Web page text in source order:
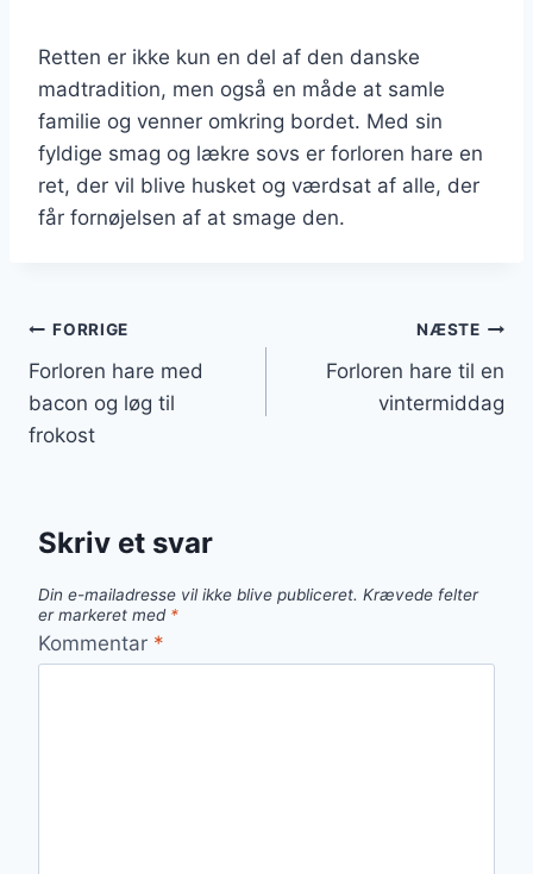
Retten er ikke kun en del af den danske
madtradition, men også en måde at samle
familie og venner omkring bordet. Med sin
fyldige smag og lækre sovs er forloren hare en
ret, der vil blive husket og værdsat af alle, der
får fornøjelsen af at smage den.
Indlægsnavigation
FORRIGE
Forloren hare med
bacon og løg til
frokost
NÆSTE
Forloren hare til en
vintermiddag
Skriv et svar
Din e-mailadresse vil ikke blive publiceret. Krævede felter
er markeret med *
Kommentar *